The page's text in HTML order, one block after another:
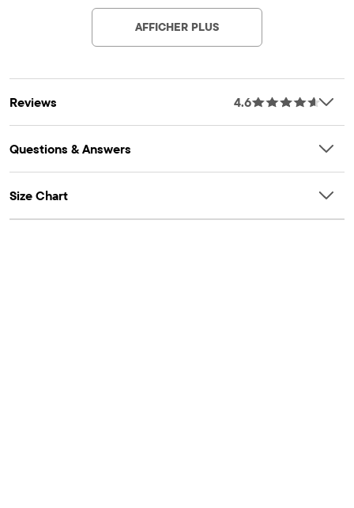
FERMETURE : Style chandail
CARACTÉRISTIQUES : courroie dos croisé, jupe scintillante
AFFICHER PLUS
Reviews 4.6
Questions & Answers
Size Chart